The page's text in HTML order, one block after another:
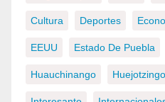
Cultura Deportes
EEUU Estado De Puebla
Huauchinango Huejotzingo